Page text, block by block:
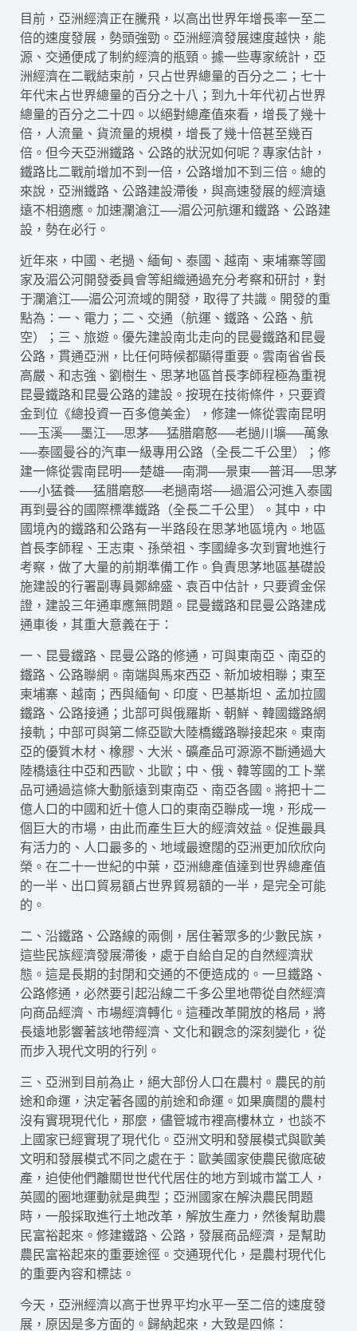
目前，亞洲經濟正在騰飛，以高出世界年增長率一至二
倍的速度發展，勢頭強勁。亞洲經濟發展速度越快，能
源、交通便成了制約經濟的瓶頸。據一些專家統計，亞
洲經濟在二戰結束前，只占世界總量的百分之二；七十
年代末占世界總量的百分之十八；到九十年代初占世界
總量的百分之二十四。以絕對總產值來看，增長了幾十
倍，人流量、貨流量的規模，增長了幾十倍甚至幾百
倍。但今天亞洲鐵路、公路的狀況如何呢？專家估計，
鐵路比二戰前增加不到一倍，公路增加不到三倍。總的
來說，亞洲鐵路、公路建設滯後，與高速發展的經濟遠
遠不相適應。加速瀾滄江──湄公河航運和鐵路、公路建
設，勢在必行。
近年來，中國、老撾、緬甸、泰國、越南、柬埔寨等國
家及湄公河開發委員會等組織通過充分考察和研討，對
于瀾滄江──湄公河流域的開發，取得了共識。開發的重
點為：一、電力；二、交通（航運、鐵路、公路、航
空）；三、旅遊。優先建設南北走向的昆曼鐵路和昆曼
公路，貫通亞洲，比任何時候都顯得重要。雲南省省長
高嚴、和志強、劉樹生、思茅地區首長李師程極為重視
昆曼鐵路和昆曼公路的建設。按現在技術條件，只要資
金到位《總投資一百多億美金），修建一條從雲南昆明
──玉溪──墨江──思茅──猛腊磨憨──老撾川壙──萬象
──泰國曼谷的汽車一級專用公路（全長二千公里）；修
建一條從雲南昆明──楚雄──南澗──景東──普洱──思茅
──小猛養──猛腊磨憨──老撾南塔──過湄公河進入泰國
再到曼谷的國際標準鐵路（全長二千公里）。其中，中
國境內的鐵路和公路有一半路段在思茅地區境內。地區
首長李師程、王志東、孫榮祖、李國緯多次到實地進行
考察，做了大量的前期準備工作。負責思茅地區基礎設
施建設的行署副專員鄭綿盛、袁百中估計，只要資金保
證，建設三年通車應無問題。昆曼鐵路和昆曼公路建成
通車後，其重大意義在于：
一、昆曼鐵路、昆曼公路的修通，可與東南亞、南亞的
鐵路、公路聯網。南端與馬來西亞、新加坡相聯；東至
柬埔寨、越南；西與緬甸、印度、巴基斯坦、孟加拉國
鐵路、公路接通；北部可與俄羅斯、朝鮮、韓國鐵路網
接軌；中部可與第二條亞歐大陸橋鐵路聯接起來。東南
亞的優質木材、橡膠、大米、礦產品可源源不斷通過大
陸橋遠往中亞和西歐、北歐；中、俄、韓等國的工卜業
品可通過這條大動脈遠到東南亞、南亞各國。將把十二
億人口的中國和近十億人口的東南亞聯成一塊，形成一
個巨大的市場，由此而產生巨大的經濟效益。促進最具
有活力的、人口最多的、地域最遼闊的亞洲更加欣欣向
榮。在二十一世紀的中葉，亞洲總產值達到世界總產值
的一半、出口貿易額占世界貿易額的一半，是完全可能
的。
二、沿鐵路、公路線的兩側，居住著眾多的少數民族，
這些民族經濟發展滯後，處于自給自足的自然經濟狀
態。這是長期的封閉和交通的不便造成的。一旦鐵路、
公路修通，必然要引起沿線二千多公里地帶從自然經濟
向商品經濟、市場經濟轉化。這種改革開放的格局，將
長遠地影響著該地帶經濟、文化和觀念的深刻變化，從
而步入現代文明的行列。
三、亞洲到目前為止，絕大部份人口在農村。農民的前
途和命運，決定著各國的前途和命運。如果廣闊的農村
沒有實現現代化，那麼，儘管城市裡高樓林立，也談不
上國家已經實現了現代化。亞洲文明和發展模式與歐美
文明和發展模式不同之處在于：歐美國家使農民徹底破
產，迫使他們離關世世代代居住的地方到城市當工人，
英國的圈地運動就是典型；亞洲國家在解決農民問題
時，一般採取進行土地改革，解放生產力，然後幫助農
民富裕起來。修建鐵路、公路，發展商品經濟，是幫助
農民富裕起來的重要途徑。交通現代化，是農村現代化
的重要內容和標誌。
今天，亞洲經濟以高于世界平均水平一至二倍的速度發
展，原因是多方面的。歸納起來，大致是四條：